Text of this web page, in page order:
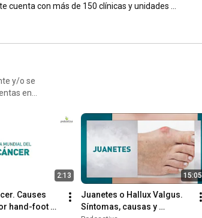
cuenta con más de 150 clínicas y unidades
está presente en la mayoría de capitales
Podoactiva, y está especializada en el análisis
de la pisada y el diseño y fabricación de plantillas
sobre Podoactiva en: www.podoactiva.com
y/o se
en
2:13
Causes
hand-foot
15:05
Juanetes o Hallux Valgus.
Síntomas, causas y